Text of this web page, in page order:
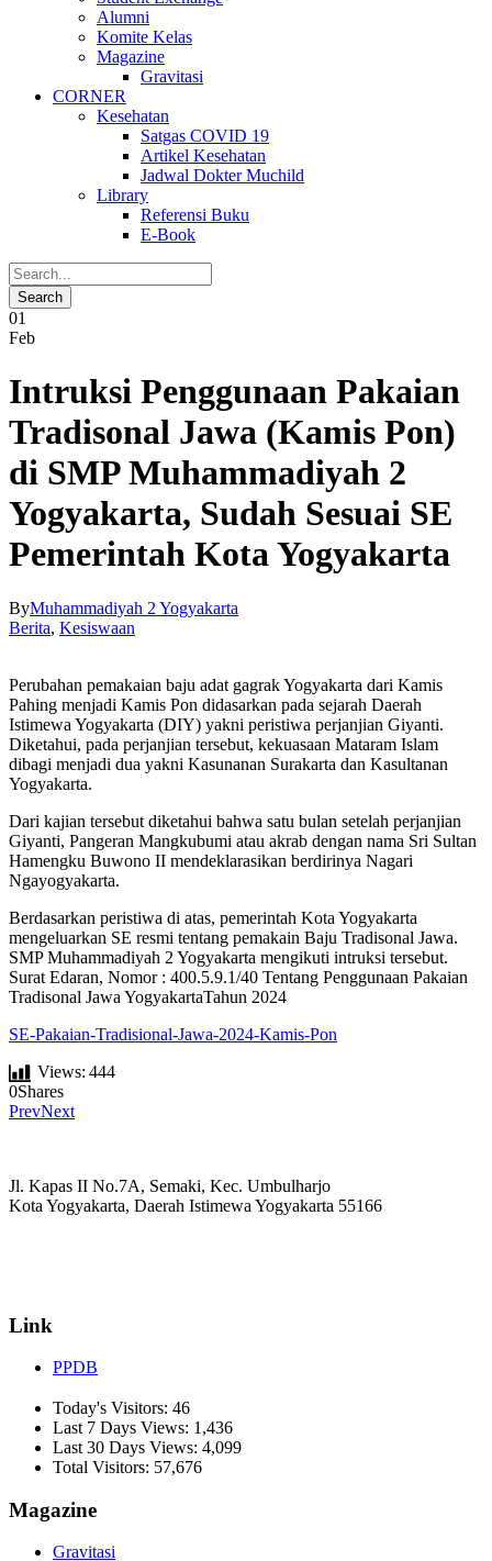
Alumni
Komite Kelas
Magazine
Gravitasi
CORNER
Kesehatan
Satgas COVID 19
Artikel Kesehatan
Jadwal Dokter Muchild
Library
Referensi Buku
E-Book
01
Feb
Intruksi Penggunaan Pakaian
Tradisonal Jawa (Kamis Pon)
di SMP Muhammadiyah 2
Yogyakarta, Sudah Sesuai SE
Pemerintah Kota Yogyakarta
ByMuhammadiyah 2 Yogyakarta
Berita, Kesiswaan
Perubahan pemakaian baju adat gagrak Yogyakarta dari Kamis
Pahing menjadi Kamis Pon didasarkan pada sejarah Daerah
Istimewa Yogyakarta (DIY) yakni peristiwa perjanjian Giyanti.
Diketahui, pada perjanjian tersebut, kekuasaan Mataram Islam
dibagi menjadi dua yakni Kasunanan Surakarta dan Kasultanan
Yogyakarta.
Dari kajian tersebut diketahui bahwa satu bulan setelah perjanjian
Giyanti, Pangeran Mangkubumi atau akrab dengan nama Sri Sultan
Hamengku Buwono II mendeklarasikan berdirinya Nagari
Ngayogyakarta.
Berdasarkan peristiwa di atas, pemerintah Kota Yogyakarta
mengeluarkan SE resmi tentang pemakain Baju Tradisonal Jawa.
SMP Muhammadiyah 2 Yogyakarta mengikuti intruksi tersebut.
Surat Edaran, Nomor : 400.5.9.1/40 Tentang Penggunaan Pakaian
Tradisonal Jawa YogyakartaTahun 2024
SE-Pakaian-Tradisional-Jawa-2024-Kamis-Pon
Views: 444
0Shares
PrevNext
Jl. Kapas II No.7A, Semaki, Kec. Umbulharjo
Kota Yogyakarta, Daerah Istimewa Yogyakarta 55166
Link
PPDB
Today's Visitors: 46
Last 7 Days Views: 1,436
Last 30 Days Views: 4,099
Total Visitors: 57,676
Magazine
Gravitasi